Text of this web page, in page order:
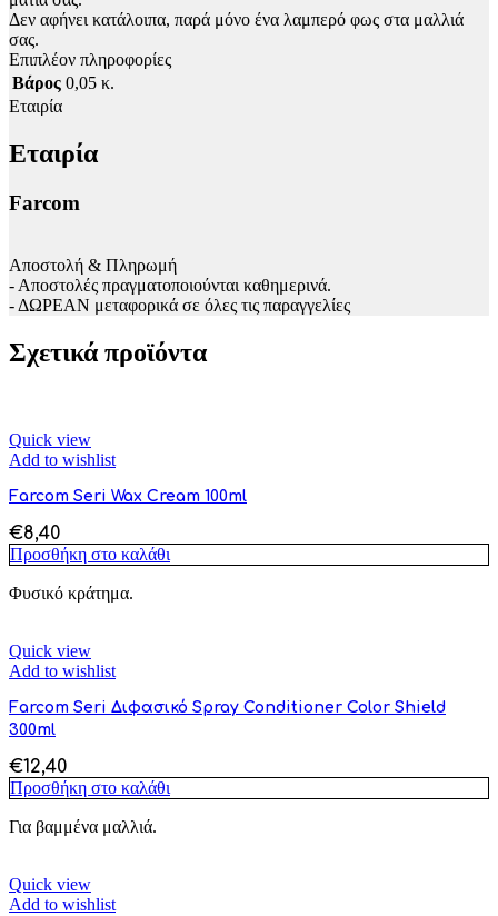
Δεν αφήνει κατάλοιπα, παρά μόνο ένα λαμπερό φως στα μαλλιά
σας.
Επιπλέον πληροφορίες
Βάρος 0,05 κ.
Εταιρία
Εταιρία
Farcom
Αποστολή & Πληρωμή
- Αποστολές πραγματοποιούνται καθημερινά.
- ΔΩΡΕΑΝ μεταφορικά σε όλες τις παραγγελίες
Σχετικά προϊόντα
Quick view
Add to wishlist
Farcom Seri Wax Cream 100ml
€8,40
Προσθήκη στο καλάθι
Φυσικό κράτημα.
Quick view
Add to wishlist
Farcom Seri Διφασικό Spray Conditioner Color Shield
300ml
€12,40
Προσθήκη στο καλάθι
Για βαμμένα μαλλιά.
Quick view
Add to wishlist